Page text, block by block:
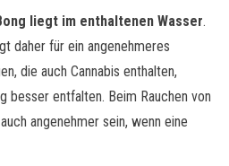
liegt im enthaltenen Wasser.
daher für ein angenehmeres
die auch Cannabis enthalten,
besser entfalten. Beim Rauchen von
angenehmer sein, wenn eine